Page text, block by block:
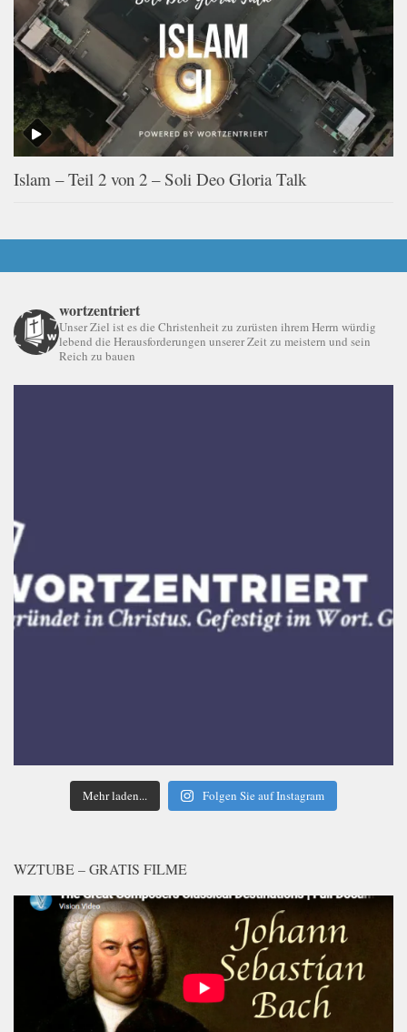
Islam – Teil 2 von 2 – Soli Deo Gloria Talk
wortzentriert
Unser Ziel ist es die Christenheit zu zurüsten ihrem Herrn würdig
lebend die Herausforderungen unserer Zeit zu meistern und sein
Reich zu bauen
Mehr laden... Folgen Sie auf Instagram
WZTUBE – GRATIS FILME